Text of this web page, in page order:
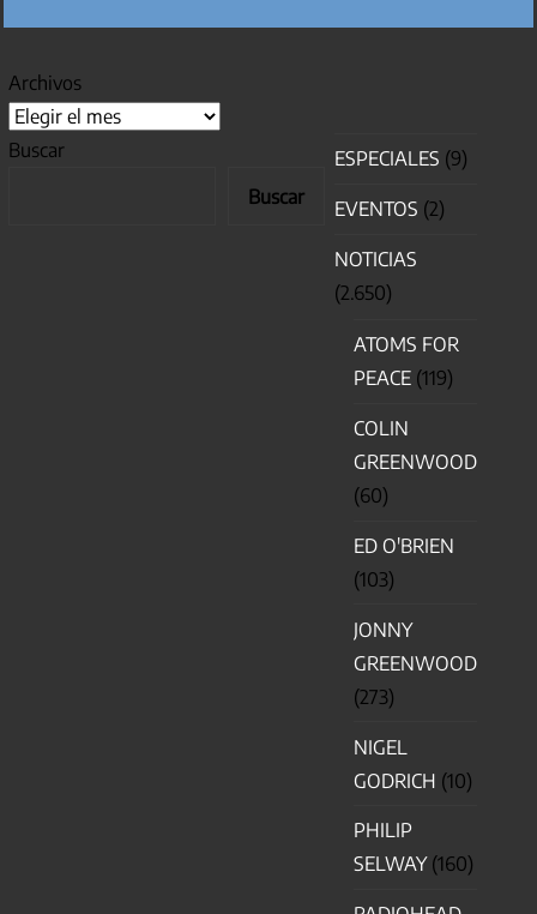
Archivos
Buscar
Buscar
ESPECIALES (9)
EVENTOS (2)
NOTICIAS
(2.650)
ATOMS FOR
PEACE (119)
COLIN
GREENWOOD
(60)
ED O'BRIEN
(103)
JONNY
GREENWOOD
(273)
NIGEL
GODRICH (10)
PHILIP
SELWAY(160)